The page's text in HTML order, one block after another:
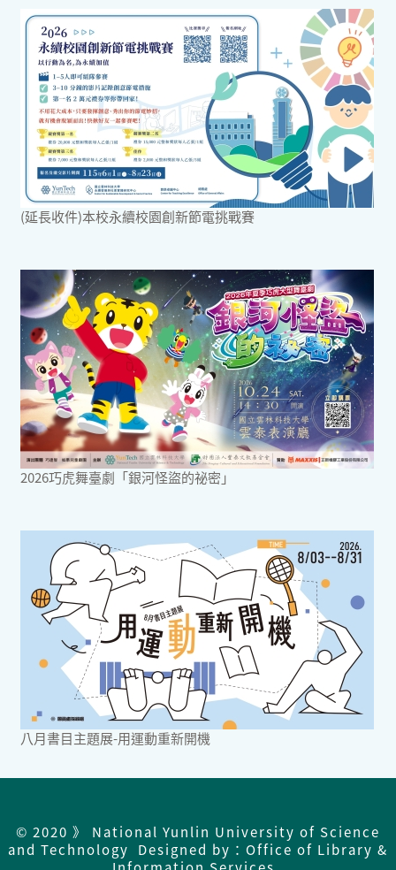
(延長收件)本校永續校園創新節電挑戰賽
2026巧虎舞臺劇「銀河怪盜的祕密」
八月書目主題展-用運動重新開機
© 2020 》 National Yunlin University of Science
and Technology Designed by：Office of Library &